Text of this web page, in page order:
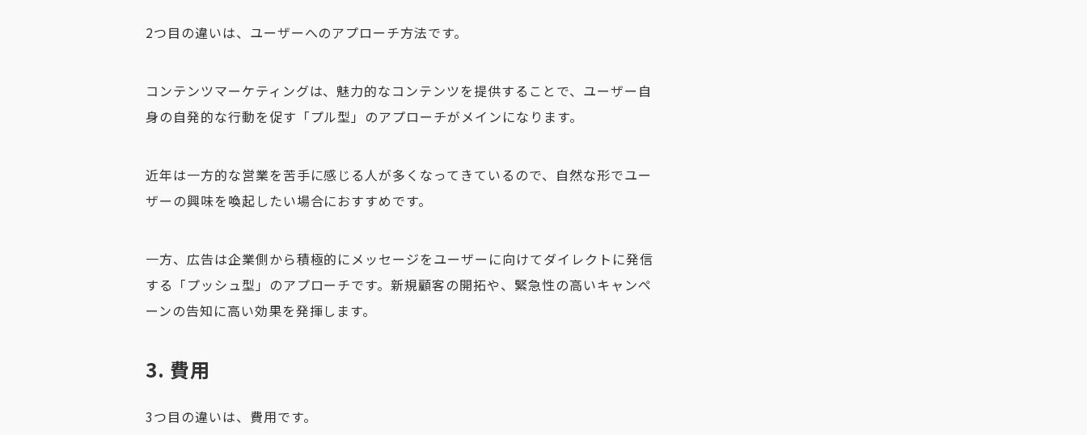
2つ目の違いは、ユーザーへのアプローチ方法です。
コンテンツマーケティングは、 魅力的なコンテンツを提供することで、ユーザー自
身の自発的な行動を促す「プル型」のアプローチがメインになります。
近年は一方的な営業を苦手に感じる人が多くなってきているので、自然な形でユー
ザーの興味を喚起したい場合におすすめです。
一方、広告は企業側から積極的にメッセージをユーザーに向けてダイレクトに発信
する「プッシュ型」のアプローチです。新規顧客の開拓や、緊急性の高いキャンペ
ーンの告知に高い効果を発揮します。
3. 費用
3つ目の違いは、費用です。